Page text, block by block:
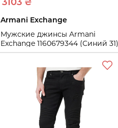
Armani Exchange
Мужские джинсы Armani
Exchange 1160679344 (Синий 31)
Купить